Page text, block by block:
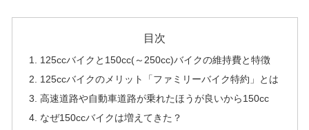
目次
125ccバイクと150cc(～250cc)バイクの維持費と特徴
125ccバイクのメリット「ファミリーバイク特約」とは
高速道路や自動車道路が乗れたほうが良いから150cc
なぜ150ccバイクは増えてきた？